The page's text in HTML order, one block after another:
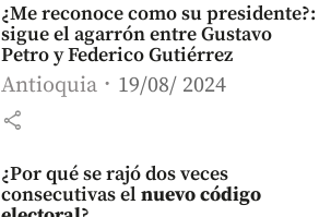
¿Me reconoce como su presidente?:
sigue el agarrón entre Gustavo
Petro y Federico Gutiérrez
Antioquia 19/08/ 2024
share
¿Por qué se rajó dos veces
consecutivas elnuevo código